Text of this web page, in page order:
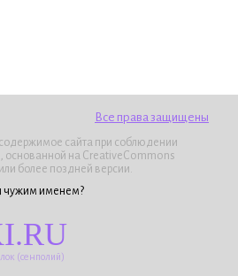
Все права защищены
сайта при соблюдении
, основанной на CreativeCommons
более поздней версии.
чужим именем?
(сенполий)